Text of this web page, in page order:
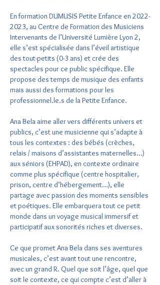
En formation DUMUSIS Petite Enfance en 2022-
2023, au Centre de Formation des Musiciens
Intervenants de l’Université Lumière Lyon 2,
elle s’est spécialisée dans l’éveil artistique
des tout-petits (0-3 ans) et crée des
spectacles pour ce public spécifique. Elle
propose des temps de musique des enfants
mais aussi des formations pour les
professionnel.le.s de la Petite Enfance.
Ana Bela aime aller vers différents univers et
publics, c’est une musicienne qui s’adapte à
tous les contextes : des bébés (crèches,
relais / maisons d’assistantes maternelles…)
aux séniors (EHPAD), en contexte ordinaire
comme plus spécifique (centre hospitalier,
prison, centre d’hébergement…), elle
partage avec passion des moments sensibles
et poétiques. Elle embarquera tout ce petit
monde dans un voyage musical immersif et
participatif aux sonorités riches et diverses.
Ce que promet Ana Bela dans ses aventures
musicales, c’est avant tout une rencontre,
avec un grand R. Quel que soit l’âge, quel que
soit le contexte, ce qui compte c’est d’aller à